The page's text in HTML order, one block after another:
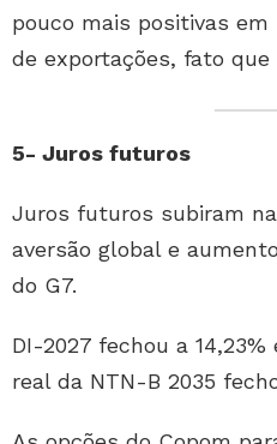
pouco mais positivas
de exportações, fato que
5- Juros futuros
Juros futuros subiram
aversão global e
do G7.
DI-2027 fechou a 14,23%
real da NTN-B 2035